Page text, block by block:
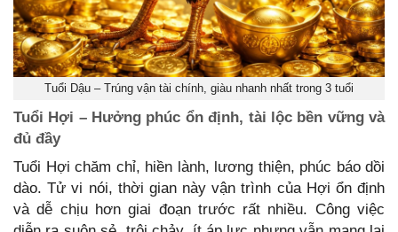
Tuổi Dậu – Trúng vận tài chính, giàu nhanh nhất trong 3 tuổi
Tuổi Hợi – Hưởng phúc ổn định, tài lộc bền vững và
đủ đầy
Tuổi Hợi chăm chỉ, hiền lành, lương thiện, phúc báo dồi
dào. Tử vi nói, thời gian này vận trình của Hợi ổn định
và dễ chịu hơn giai đoạn trước rất nhiều. Công việc